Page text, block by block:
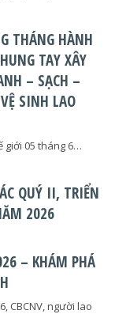
THÁNG HÀNH
TAY XÂY
– SẠCH –
SINH LAO
giới 05 tháng 6…
QUÝ II, TRIỂN
2026
– KHÁM PHÁ
CBCNV, người lao